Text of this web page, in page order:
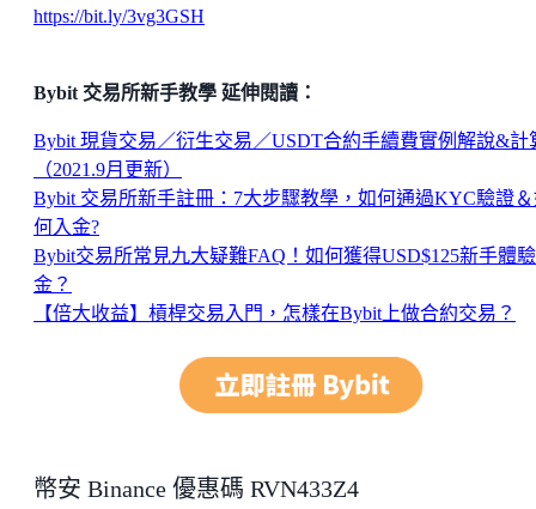
https://bit.ly/3vg3GSH
Bybit 交易所新手教學 延伸閱讀：
Bybit 現貨交易／衍生交易／USDT合約手續費實例解說&計
（2021.9月更新）
Bybit 交易所新手註冊：7大步驟教學，如何通過KYC驗證
何入金?
Bybit交易所常見九大疑難FAQ！如何獲得USD$125新手體驗
金？
【倍大收益】槓桿交易入門，怎樣在Bybit上做合約交易？
幣安 Binance 優惠碼 RVN433Z4